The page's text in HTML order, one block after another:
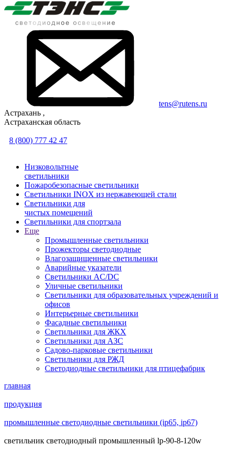
tens@rutens.ru
Астрахань ,
Астраханская область
8 (800) 777 42 47
Низковольтные
светильники
Пожаробезопасные светильники
Светильники INOX из нержавеющей стали
Светильники для
чистых помещений
Светильники для спортзала
Еще
Промышленные светильники
Прожекторы светодиодные
Влагозащищенные светильники
Аварийные указатели
Светильники AC/DC
Уличные светильники
Светильники для образовательных учреждений и
офисов
Интерьерные светильники
Фасадные светильники
Светильники для ЖКХ
Светильники для АЗС
Садово-парковые светильники
Светильники для РЖД
Светодиодные светильники для птицефабрик
главная
продукция
промышленные светодиодные светильники (ip65, ip67)
светильник светодиодный промышленный lp-90-8-120w